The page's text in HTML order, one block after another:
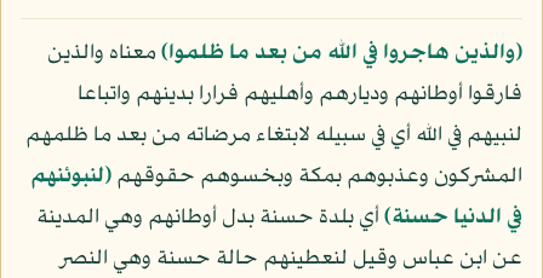
﴿والذين هاجروا في الله من بعد ما ظلموا﴾معناه والذين
فارقوا أوطانهم وديارهم وأهليهم فرارا بدينهم واتباعا
لنبيهم في الله أي في سبيله لابتغاء مرضاته من بعد ما ظلمهم
المشركون وعذبوهم بمكة وبخسوهم حقوقهم﴿لنبوئنهم
في الدنيا حسنة﴾أي بلدة حسنة بدل أوطانهم وهي المدينة
عن ابن عباس وقيل لنعطينهم حالة حسنة وهي النصر